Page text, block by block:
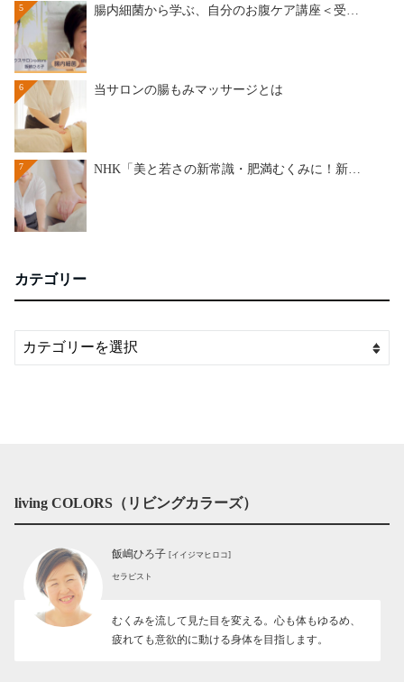
5 腸内細菌から学ぶ、自分のお腹ケア講座＜受…
6 当サロンの腸もみマッサージとは
7 NHK「美と若さの新常識・肥満むくみに！新…
カテゴリー
living COLORS（リビングカラーズ）
飯嶋ひろ子 [イイジマヒロコ]
セラピスト
むくみを流して見た目を変える。心も体もゆるめ、
疲れても意欲的に動ける身体を目指します。